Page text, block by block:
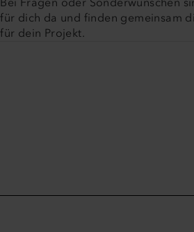
für dich da und finden gemeinsam
für dein Projekt.